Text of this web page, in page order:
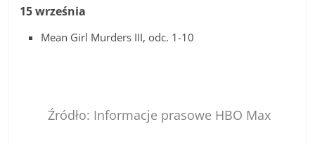
15 września
Mean Girl Murders III, odc. 1-10
Źródło: Informacje prasowe HBO Max